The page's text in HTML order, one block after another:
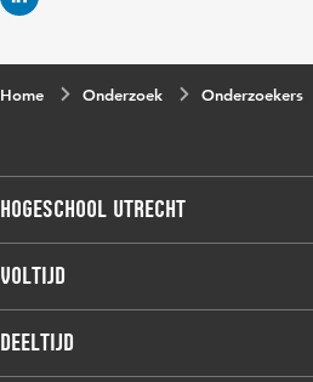
Home Onderzoek Onderzoekers
Hogeschool Utrecht
Voltijdopleidingen
Onderzoek
Voltijd
Associate degree
Deeltijd